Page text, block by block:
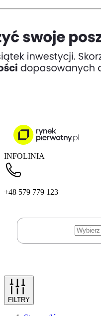
INFOLINIA
+48 579 779 123
FILTRY